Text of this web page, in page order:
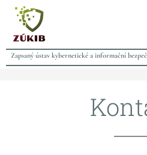
Zapsaný ústav kybernetické a informační